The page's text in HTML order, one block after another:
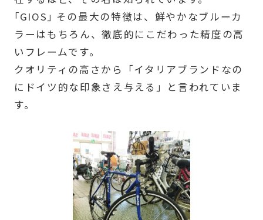
｢GIOS｣ その最大の特徴は、鮮やかなブルーカ
ラーはもちろん、徹底的にこだわった精度の高
いフレームです。
クオリティの高さから「イタリアブランドなの
にドイツ的な印象さえ与える」と言われていま
す。